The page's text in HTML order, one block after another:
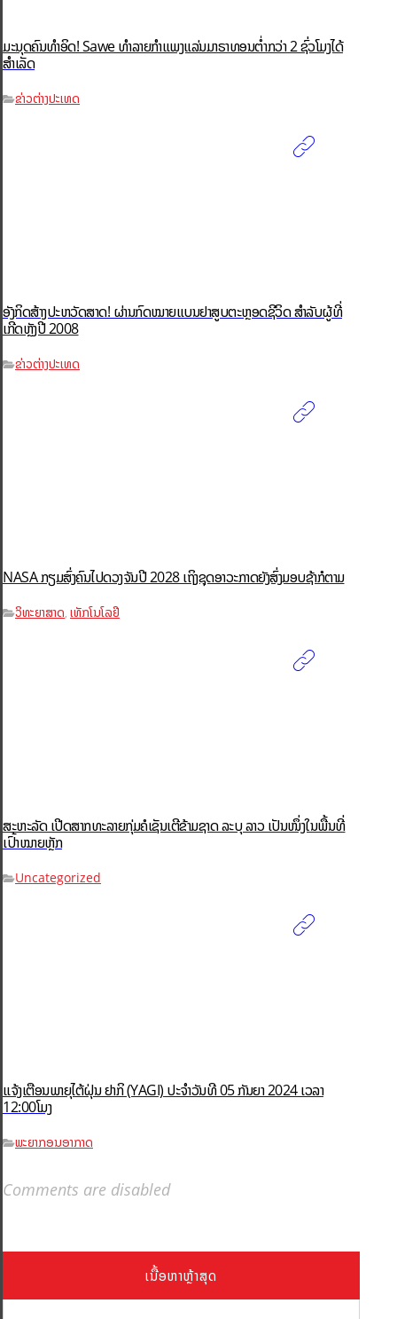
ມະນຸດຄົນທຳອິດ! Sawe ທຳລາຍກຳແພງແລ່ນມາຣາທອນຕ່ຳກວ່າ 2 ຊົ່ວໂມງໄດ້
ສຳເລັດ
ຂ່າວຕ່າງປະເທດ
ອັງກິດສ້າງປະຫວັດສາດ! ຜ່ານກົດໝາຍແບນຢາສູບຕະຫຼອດຊີວິດ ສຳລັບຜູ້ທີ່
ເກີດຫຼັງປີ 2008
ຂ່າວຕ່າງປະເທດ
NASA ກຽມສົ່ງຄົນໄປດວງຈັນປີ 2028 ເຖິງຊຸດອາວະກາດຍັງສົ່ງມອບຊ້າກໍຕາມ
ວິທະຍາສາດ, ເທັກໂນໂລຢີ
ສະຫະລັດ ເປີດສາກທະລາຍກຸ່ມຄໍເຊັນເຕີຂ້າມຊາດ ລະບຸ ລາວ ເປັນໜຶ່ງໃນພື້ນທີ່
ເປົ້າໝາຍຫຼັກ
Uncategorized
ແຈ້ງເຕືອນພາຍຸໄຕ້ຝຸ່ນ ຢາກິ (YAGI)​ ປະຈໍາວັນທີ 05 ກັນຍາ 2024 ເວລາ
12:00ໂມງ
ພະຍາກອນອາກາດ
Comments are disabled
ເນື້ອຫາຫຼ້າສຸດ